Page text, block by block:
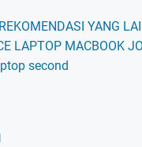
YANG
LAPTOP MACBOOK
second